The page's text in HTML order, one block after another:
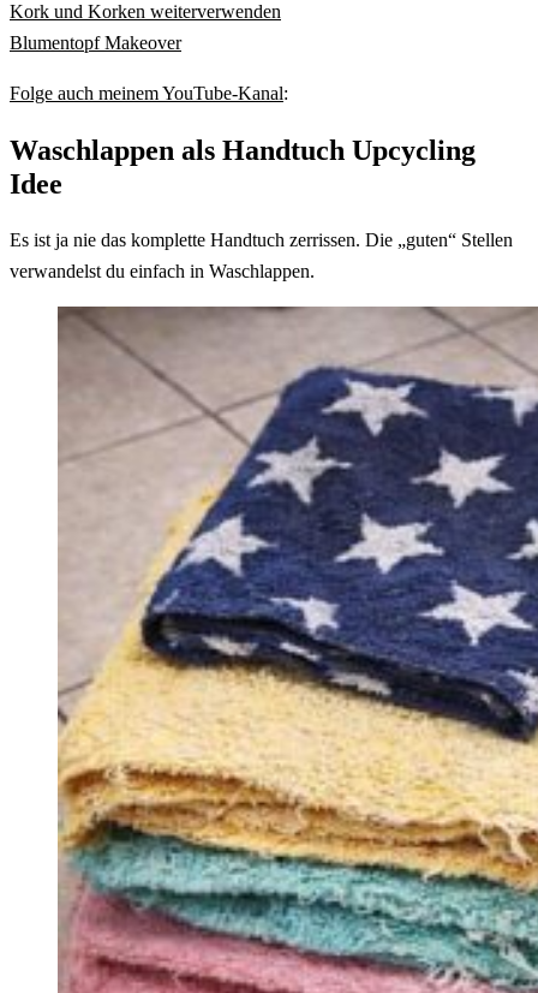
Kork und Korken weiterverwenden
Blumentopf Makeover
Folge auch meinem YouTube-Kanal:
Waschlappen als Handtuch Upcycling
Idee
Es ist ja nie das komplette Handtuch zerrissen. Die „guten“ Stellen
verwandelst du einfach in Waschlappen.